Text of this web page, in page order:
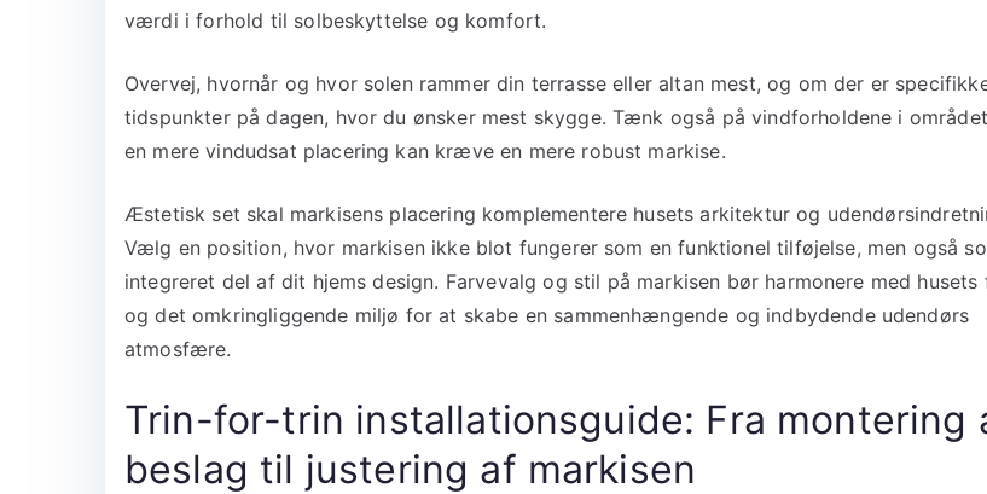
værdi i forhold til solbeskyttelse og komfort.
Overvej, hvornår og hvor solen rammer din terrasse eller altan mest, og om der er
tidspunkter på dagen, hvor du ønsker mest skygge. Tænk også på vindforholdene i
en mere vindudsat placering kan kræve en mere robust markise.
Æstetisk set skal markisens placering komplementere husets arkitektur og
Vælg en position, hvor markisen ikke blot fungerer som en funktionel tilføjelse, men også
integreret del af dit hjems design. Farvevalg og stil på markisen bør harmonere med husets
og det omkringliggende miljø for at skabe en sammenhængende og indbydende udendørs
atmosfære.
Trin-for-trin installationsguide: Fra montering
beslag til justering af markisen